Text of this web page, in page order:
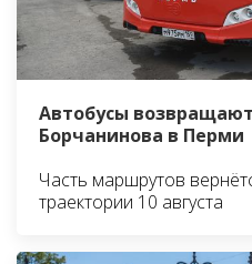
Автобусы
Борчанинова в Перми
Часть маршрутов
траектории 10 августа